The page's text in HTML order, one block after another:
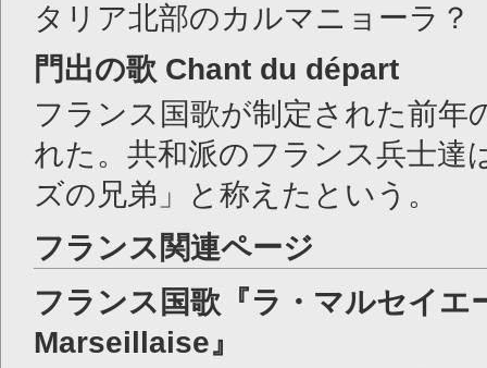
タリア北部のカルマニョーラ？
門出の歌 Chant du départ
フランス国歌が制定された前年
れた。共和派のフランス兵士達
ズの兄弟」と称えたという。
フランス関連ページ
フランス国歌『ラ・マルセイエ
Marseillaise』